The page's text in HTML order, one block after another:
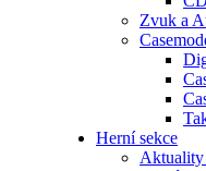
Zvuk a
Herní sekce